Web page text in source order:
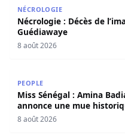
NÉCROLOGIE
Nécrologie : Décès de
Guédiawaye
8 août 2026
PEOPLE
Miss Sénégal : Amina
annonce une mue
8 août 2026